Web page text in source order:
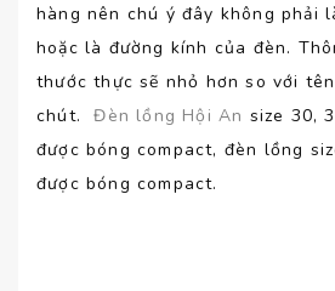
hàng nên chú ý đây không phải
hoặc là đường kính của đèn.
thước thực sẽ nhỏ hơn so với
chút.Đèn lồng Hội An size 30,
được bóng compact, đèn lồng
được bóng compact.